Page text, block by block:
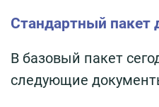
Стандартный пакет
В базовый пакет
следующие